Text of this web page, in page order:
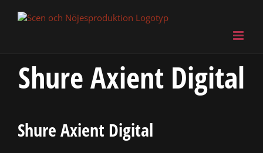
Shure Axient Digital
bild
Shure Axient Digital